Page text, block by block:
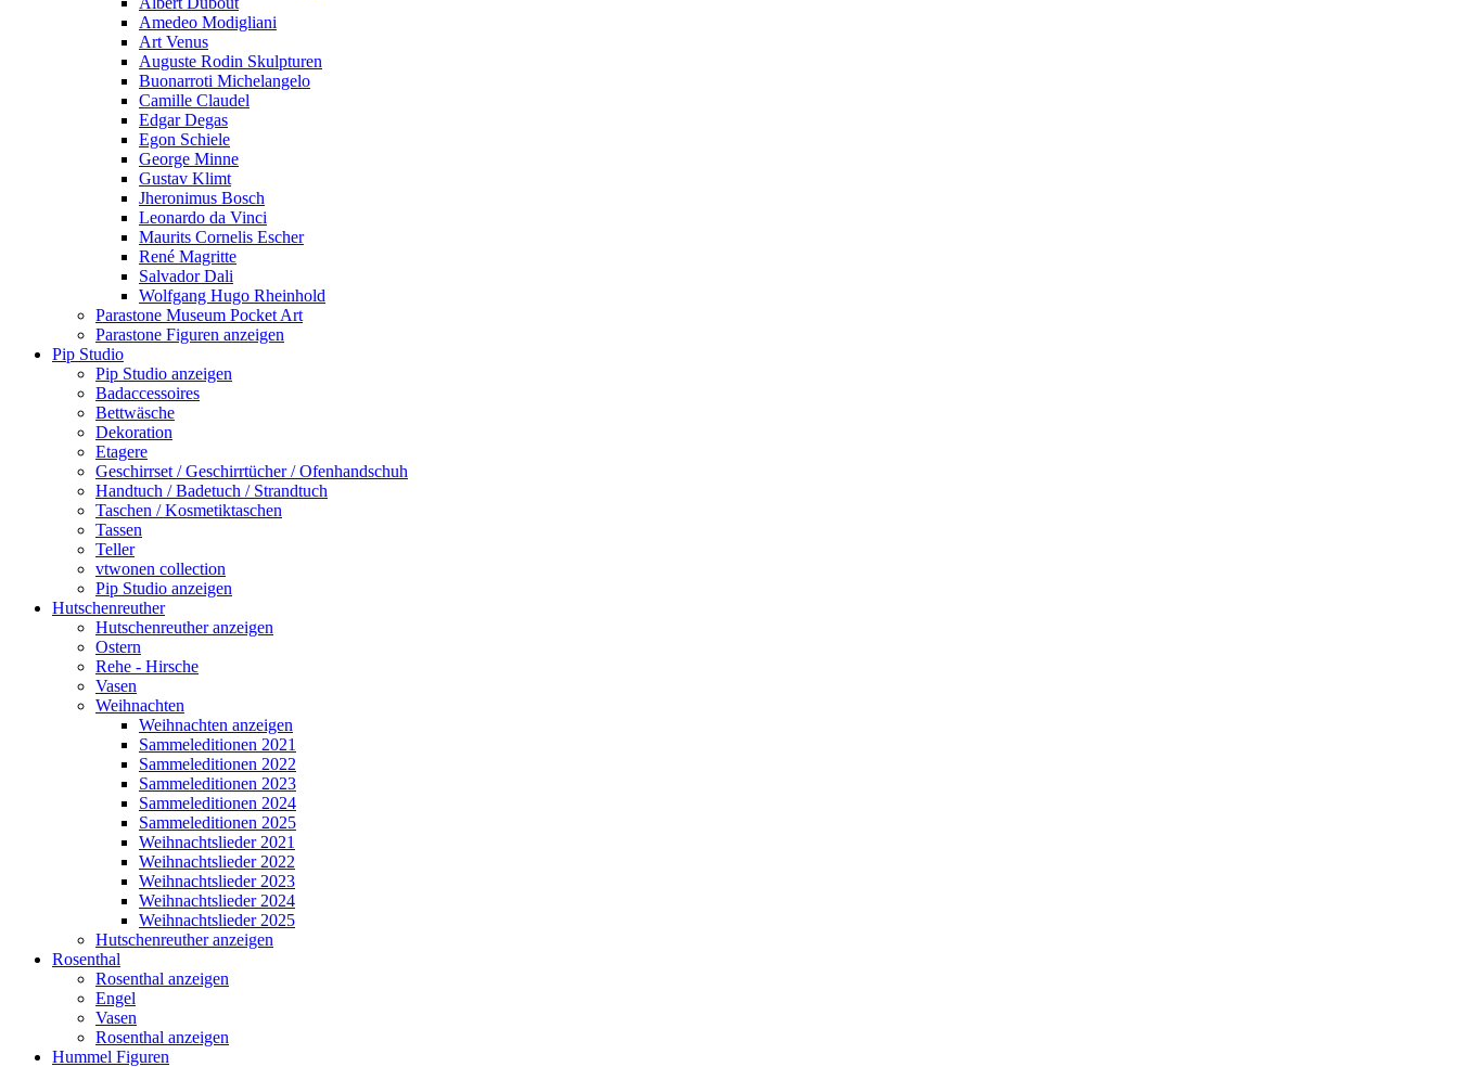
Amedeo Modigliani
Art Venus
Auguste Rodin Skulpturen
Buonarroti Michelangelo
Camille Claudel
Edgar Degas
Egon Schiele
George Minne
Gustav Klimt
Jheronimus Bosch
Leonardo da Vinci
Maurits Cornelis Escher
René Magritte
Salvador Dali
Wolfgang Hugo Rheinhold
Parastone Museum Pocket Art
Parastone Figuren anzeigen
Pip Studio
Pip Studio anzeigen
Badaccessoires
Bettwäsche
Dekoration
Etagere
Geschirrset / Geschirrtücher / Ofenhandschuh
Handtuch / Badetuch / Strandtuch
Taschen / Kosmetiktaschen
Tassen
Teller
vtwonen collection
Pip Studio anzeigen
Hutschenreuther
Hutschenreuther anzeigen
Ostern
Rehe - Hirsche
Vasen
Weihnachten
Weihnachten anzeigen
Sammeleditionen 2021
Sammeleditionen 2022
Sammeleditionen 2023
Sammeleditionen 2024
Sammeleditionen 2025
Weihnachtslieder 2021
Weihnachtslieder 2022
Weihnachtslieder 2023
Weihnachtslieder 2024
Weihnachtslieder 2025
Hutschenreuther anzeigen
Rosenthal
Rosenthal anzeigen
Engel
Vasen
Rosenthal anzeigen
Hummel Figuren